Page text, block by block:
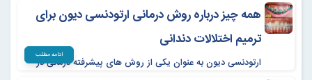
لیفت و جراحی لثه
بلیچینگ
ایمپلنت دیجیتال
دندان، برای بهبود شکل، اندازه، رنگ و هماهنگی دندان‌ها با
یکدیگر، استفاده می‌شود.
همه چیز درباره روش درمانی ارتودنسی دیون برای
ترمیم اختلالات دندانی
ارتودنسی دیون به عنوان یکی از روش های پیشرفته درمانی در
ادامه مطلب